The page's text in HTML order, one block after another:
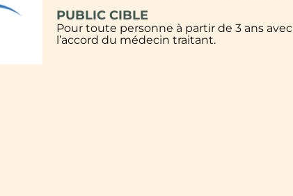
PUBLIC CIBLE
Pour toute personne à partir de 3 ans avec
l’accord du médecin traitant.